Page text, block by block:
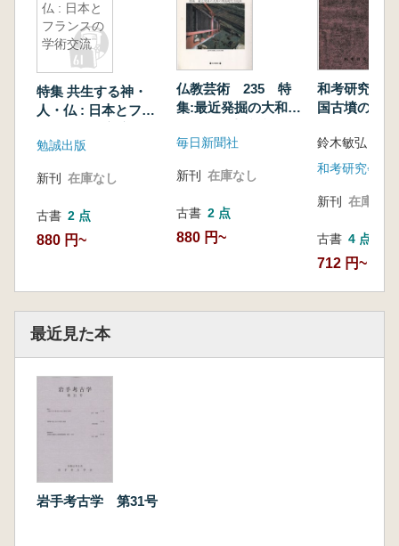
仏 : 日本と
フランスの
学術交流
特集 共生する神・
人・仏 : 日本とフラ
勉誠出版
新刊 在庫なし
古書 2 点
880 円~
仏教芸術 235 特
集:最近発掘の大和の
毎日新聞社
新刊 在庫なし
古書 2 点
880 円~
和考研究3
国古墳の終
鈴木敏弘 編
和考研究会
新刊 在庫なし
古書 4 点
712 円~
最近見た本
岩手考古学 第31号